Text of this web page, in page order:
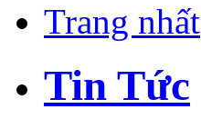
Trang nhất
Tin Tức